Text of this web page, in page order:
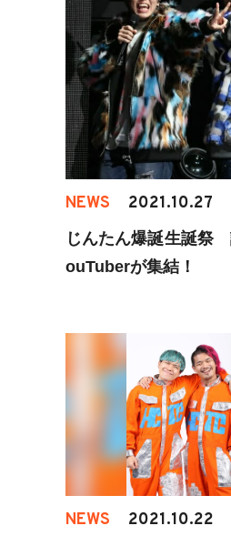
NEWS 2021.10.27
じんたん爆誕生誕祭
ouTuberが集結！
NEWS 2021.10.22